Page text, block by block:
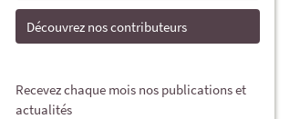
Découvrez nos contributeurs
Recevez chaque mois nos publications et
actualités